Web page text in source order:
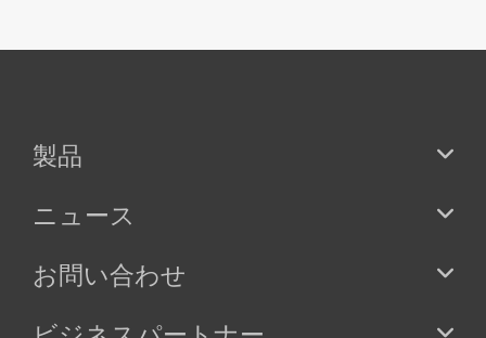
製品
ニュース
お問い合わせ